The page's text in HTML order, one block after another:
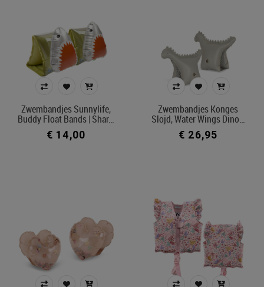
Zwembandjes Sunnylife,
Buddy Float Bands | Shar…
€ 14,00
Zwembandjes Konges
Slojd, Water Wings Dino…
€ 26,95